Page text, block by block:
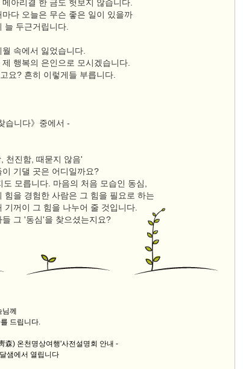
아리결 한 금도 헛보지 않습니다.
다 오늘은 무슨 좋은 일이 있을까
늘 두근거립니다.
속에서 잃었습니다.
행복의 은인으로 모시겠습니다.
요? 흔히 이렇게들 부릅니다.
습니다》중에서 -
천진함, 때묻지 않음'
기댈 곳은 어디일까요?
모릅니다. 마음의 처음 모습인 동심,
힘을 경험한 사람은 그 힘을 필요로 하는
기꺼이 그 힘을 나누어 줄 것입니다.
들 그 '동심'을 찾으셨는지요?
께
드립니다.
森) 온천명상여행'사전설명회 안내 -
샘에서 열립니다